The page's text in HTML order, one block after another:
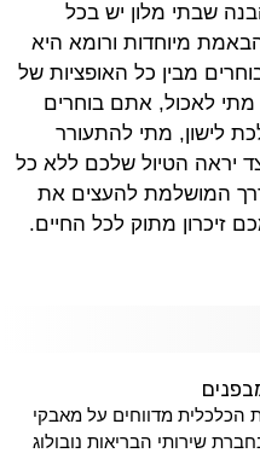
שבתי מלון יש בכל
מיוחדות ורומא היא
מבין כל האופציות של
לאכול, אתם בוחרים
לישון, מתי להתעורר
יראה הטיול שלכם ללא כל
המושלמת להעצים את
זיכרון מתוק לכל החיים.
הכלכלית מדווחים על מאבקי
שירותי הבריאות נובולוג